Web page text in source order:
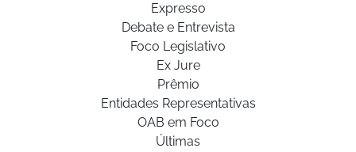
Expresso
Debate e Entrevista
Foco Legislativo
Ex Jure
Prêmio
Entidades Representativas
OAB em Foco
Últimas